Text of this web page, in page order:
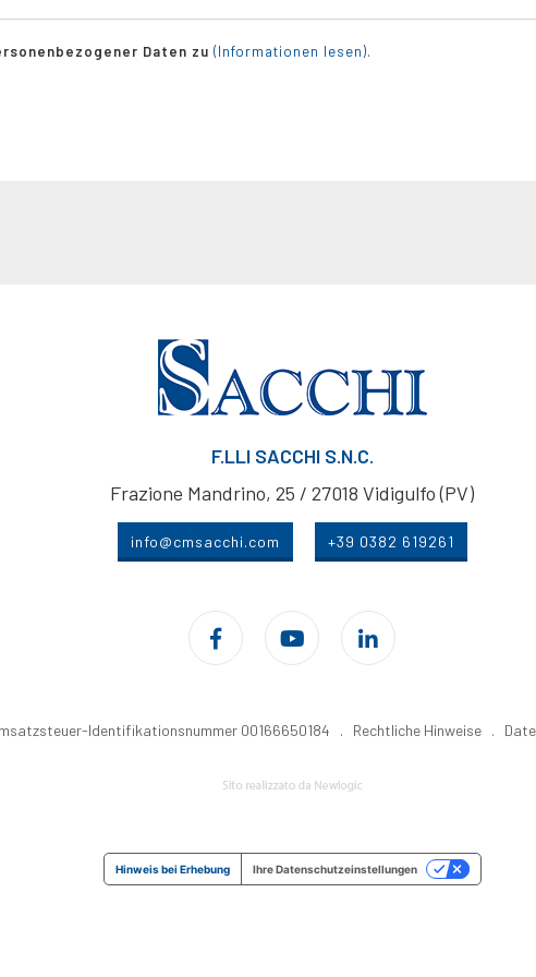
Daten zu (Informationen lesen).
F.LLI SACCHI S.N.C.
Frazione Mandrino, 25 / 27018 Vidigulfo (PV)
info@cmsacchi.com +39 0382 619261
Identifikationsnummer 00166650184 . Rechtliche Hinweise .
Hinweis bei Erhebung Ihre Datenschutzeinstellungen